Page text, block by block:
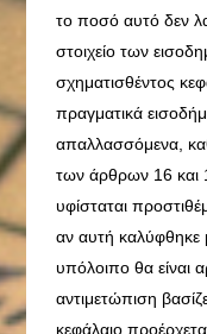
το ποσό αυτό δεν
στοιχείο των
σχηματισθέντος
πραγματικά
απαλλασσόμενα,
των άρθρων 16 και
υφίσταται
αν αυτή καλύφθηκε
υπόλοιπο θα είναι
αντιμετώπιση
κεφάλαιο